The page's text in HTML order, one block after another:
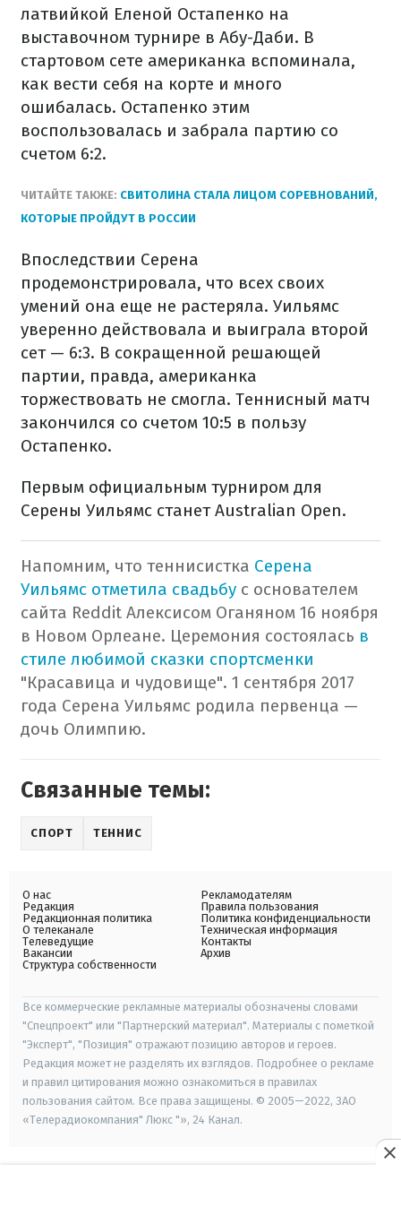
латвийкой Еленой Остапенко на
выставочном турнире в Абу-Даби. В
стартовом сете американка вспоминала,
как вести себя на корте и много
ошибалась. Остапенко этим
воспользовалась и забрала партию со
счетом 6:2.
ЧИТАЙТЕ ТАКЖЕ: СВИТОЛИНА СТАЛА ЛИЦОМ СОРЕВНОВАНИЙ,
КОТОРЫЕ ПРОЙДУТ В РОССИИ
Впоследствии Серена
продемонстрировала, что всех своих
умений она еще не растеряла. Уильямс
уверенно действовала и выиграла второй
сет — 6:3. В сокращенной решающей
партии, правда, американка
торжествовать не смогла. Теннисный матч
закончился со счетом 10:5 в пользу
Остапенко.
Первым официальным турниром для
Серены Уильямс станет Australian Open.
Напомним, что теннисистка Серена
Уильямс отметила свадьбу с основателем
сайта Reddit Алексисом Оганяном 16 ноября
в Новом Орлеане. Церемония состоялась в
стиле любимой сказки спортсменки
"Красавица и чудовище". 1 сентября 2017
года Серена Уильямс родила первенца —
дочь Олимпию.
Связанные темы:
СПОРТ ТЕННИС
О нас
Редакция
Редакционная политика
О телеканале
Телеведущие
Вакансии
Структура собственности
Рекламодателям
Правила пользования
Политика конфиденциальности
Техническая информация
Контакты
Архив
Все коммерческие рекламные материалы обозначены словами
"Спецпроект" или "Партнерский материал". Материалы с пометкой
"Эксперт", "Позиция" отражают позицию авторов и героев.
Редакция может не разделять их взглядов. Подробнее о рекламе
и правил цитирования можно ознакомиться в правилах
пользования сайтом. Все права защищены. © 2005—2022, ЗАО
«Телерадиокомпания" Люкс "», 24 Канал.